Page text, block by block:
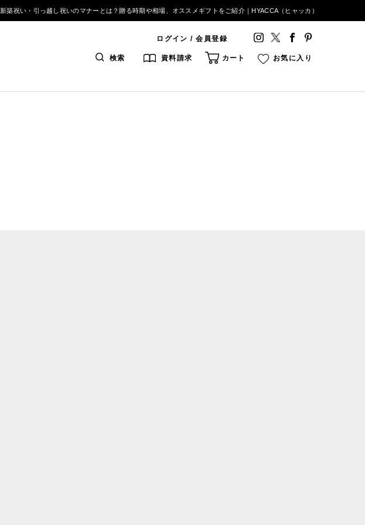
新築祝い・引っ越し祝いのマナーとは？贈る時期や相場、オススメギフトをご紹介｜HYACCA（ヒャッカ）
ログイン / 会員登録
検索 資料請求 カート お気に入り